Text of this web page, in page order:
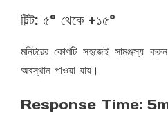
টিল্ট: ৫° থেকে +১৫°
মনিটরের কোণটি সহজেই সামঞ্জস্য করুন
অবস্থান পাওয়া যায়।
Response Time: